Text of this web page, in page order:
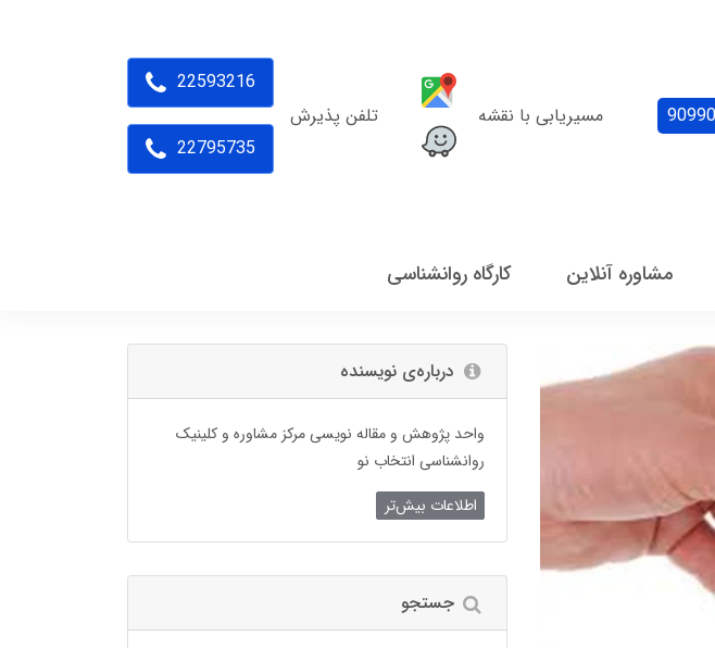
مسیریابی با نقشه تلفن پذیرش
22593216
22795735
مشاوره آنلاین کارگاه روانشناسی
درباره‌ی نویسنده
واحد پژوهش و مقاله نویسی مرکز مشاوره و کلینیک
روانشناسی انتخاب نو
اطلاعات بیش‌تر
جستجو